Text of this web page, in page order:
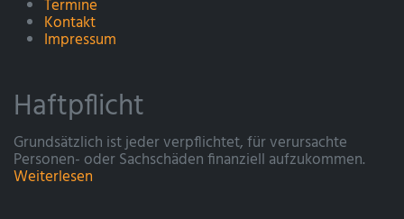
Termine
Kontakt
Impressum
Haftpflicht
Grundsätzlich ist jeder verpflichtet, für verursachte
Personen- oder Sachschäden finanziell aufzukommen.
Weiterlesen